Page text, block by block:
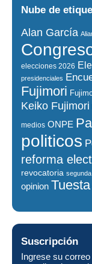
Nube de
Alan García
elecciones 2026
presidenciales
Fujimori
Keiko Fujimori
medios ONPE
politicos
reforma
revocatoria
opinion Tuesta
Suscripción
Ingrese su